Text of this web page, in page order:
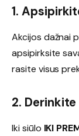
1.
Akcijos dažnai
apsipirksite
rasite visus
2.
Iki siūlo IKI